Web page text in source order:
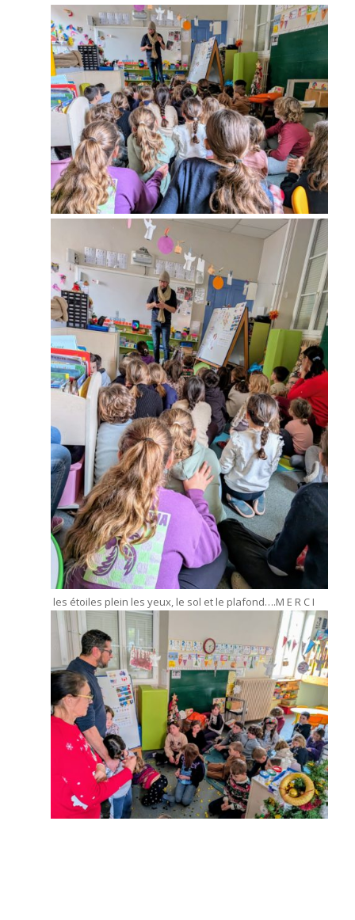
les étoiles plein les yeux, le sol et le plafond….M E R C I